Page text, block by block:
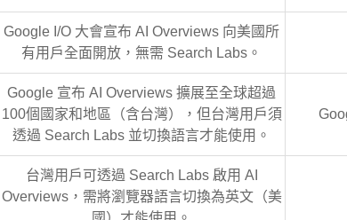
Google I/O 大會宣布 AI Overviews 向美國所
有用戶全面開放，無需 Search Labs。
Google 宣布 AI Overviews 擴展至全球超過
100個國家和地區（含台灣），但台灣用戶須
透過 Search Labs 並切換語言才能使用。
台灣用戶可透過 Search Labs 啟用 AI
Overviews，需將瀏覽器語言切換為英文（美